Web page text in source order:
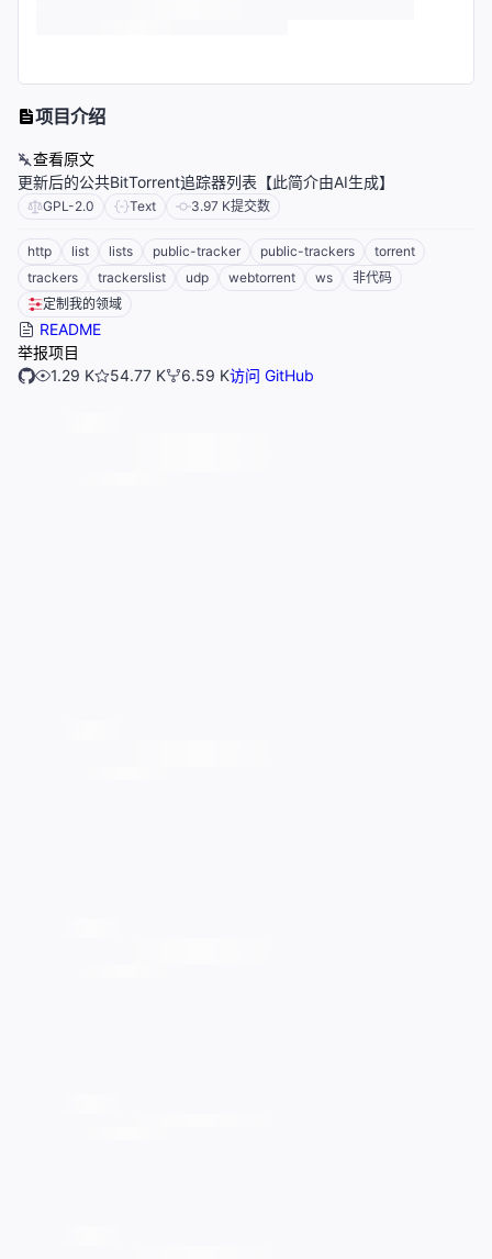
项目介绍
查看原文
更新后的公共BitTorrent追踪器列表【此简介由AI生成】
GPL-2.0 Text 3.97 K提交数
http list lists public-tracker public-trackers
torrent
trackers
trackerslist udp webtorrent ws
非代码
定制我的领域
README
举报项目
1.29 K
54.77 K 6.59 K访问 GitHub